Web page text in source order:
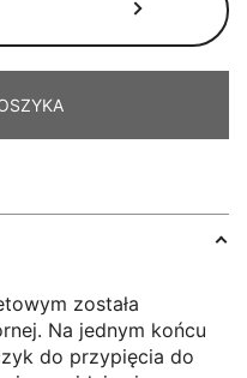
została
Na jednym końcu
do przypięcia do